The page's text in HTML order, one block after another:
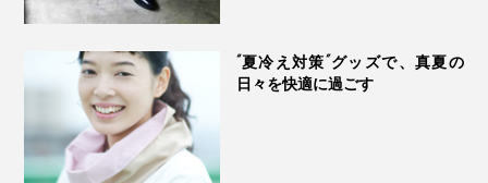
“夏冷え対策”グッズで、真夏の
日々を快適に過ごす